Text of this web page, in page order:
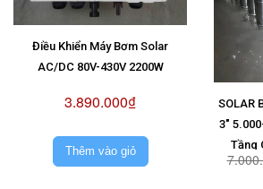
Điều Khiển Máy Bơm Solar
AC/DC 80V-430V 2200W
3.890.000₫
Thêm vào giỏ
SOLAR
3"
Tầng